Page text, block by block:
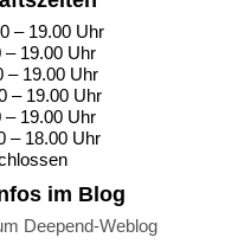
– 19.00 Uhr
– 19.00 Uhr
– 19.00 Uhr
– 19.00 Uhr
– 19.00 Uhr
– 18.00 Uhr
im Blog
Deepend-Weblog